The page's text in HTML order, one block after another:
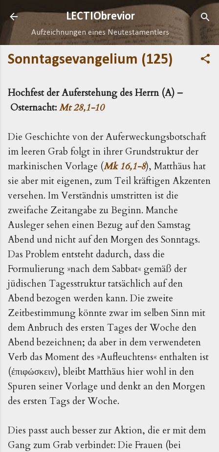
Direkt zum Hauptbereich
LECTIObrevior
Aufzeichnungen eines Neutestamentlers
Sonntagsevangelium (125)
Hochfest der Auferstehung des Herrn (A) –
Osternacht:Mt 28,1-10
Die Geschichte von der Auferweckungsbotschaft
im leeren Grab folgt in ihrer Grundstruktur der
markinischen Vorlage (Mk 16,1-8), Matthäus hat
sie aber mit eigenen, zum Teil kräftigen Akzenten
versehen. Im Verständnis umstritten ist die
zweifache Zeitangabe zu Beginn. Manche
Ausleger sehen einen Bezug auf den Samstag
Abend und nicht auf den Morgen des Sonntags.
Das Problem entsteht dadurch, dass die
Formulierung »nach dem Sabbat« gemäß der
jüdischen Tagesstruktur tatsächlich auf den
Abend bezogen werden kann. Die zweite
Zeitbestimmung könnte zwar im selben Sinn mit
dem Anbruch des ersten Tages der Woche den
Abend bezeichnen; da aber in dem verwendeten
Verb das Moment des »Aufleuchtens« enthalten ist
(ἐπιφώσκειν), bleibt Matthäus hier wohl in den
Spuren seiner Vorlage und denkt an den Morgen
des ersten Tags der Woche.
Dies passt auch besser zur Aktion, die er mit dem
Gang zum Grab verbindet: Die Frauen (bei